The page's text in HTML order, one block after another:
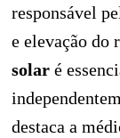
responsável
e elevação do
solar é
destaca a